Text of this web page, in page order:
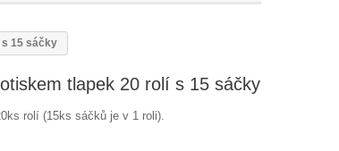
15 sáčky
tlapek 20 rolí s 15 sáčky
rolí (15ks sáčků je v 1 roli).